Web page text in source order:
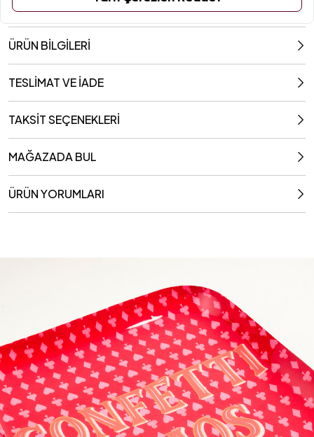
ÜRÜN BİLGİLERİ
TESLİMAT VE İADE
TAKSİT SEÇENEKLERİ
MAĞAZADA BUL
ÜRÜN YORUMLARI